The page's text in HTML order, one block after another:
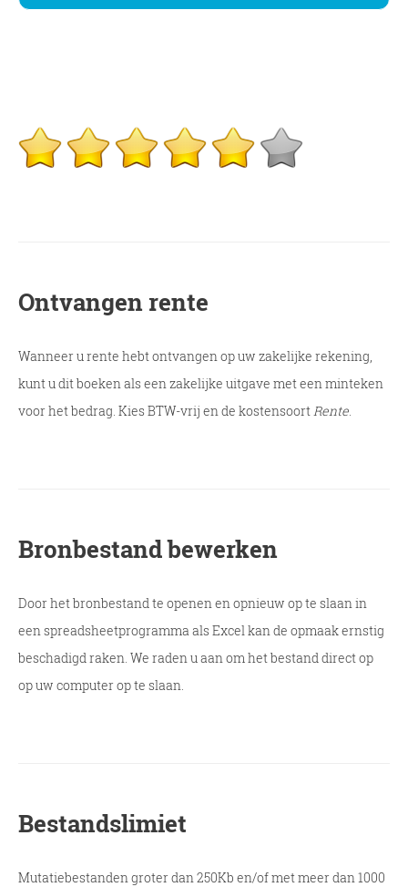
Ontvangen rente
Wanneer u rente hebt ontvangen op uw zakelijke rekening,
kunt u dit boeken als een zakelijke uitgave met een minteken
voor het bedrag. Kies BTW-vrij en de kostensoortRente.
Bronbestand bewerken
Door het bronbestand te openen en opnieuw op te slaan in
een spreadsheetprogramma als Excel kan de opmaak ernstig
beschadigd raken. We raden u aan om het bestand direct op
op uw computer op te slaan.
Bestandslimiet
Mutatiebestanden groter dan 250Kb en/of met meer dan 1000